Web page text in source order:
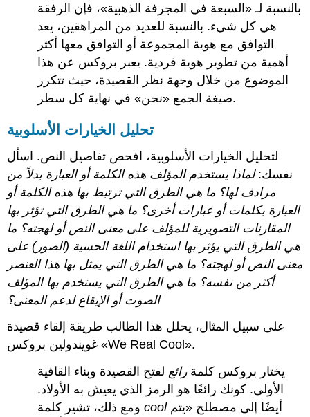
بالنسبة لـ «السبعة في المجرفة الذهبية»، فإن الرفقة
هي كل شيء. بالنسبة للعديد من المراهقين، يعد
التوافق مع هوية المجموعة أو التوافق معها أكثر
أهمية من تطوير هوية فردية. يعبر بروكس عن هذا
الموضوع من خلال وجهة نظر القصيدة، حيث تتكرر
صيغة الجمع «نحن» في نهاية كل سطر.
تحليل الخيارات الأسلوبية
لتحليل الخيارات الأسلوبية، افحص تفاصيل النص. اسأل
نفسك:لماذا يستخدم المؤلف هذه الكلمة أو العبارة بدلاً من
مرادف لها؟ ما هي الطرق التي ترتبط بها هذه الكلمة أو
العبارة بكلمات أو عبارات أخرى؟ ما هي الطرق التي تؤثر بها
المقارنات التصويرية للمؤلف على معنى النص أو لهجته؟ ما
هي الطرق التي يؤثر بها استخدام اللغة الحسية (الصور) على
معنى النص أو لهجته؟ ما هي الطرق التي يمثل بها هذا العنصر
أكثر من نفسه؟ ما هي الطرق التي يستخدم بها المؤلف
الصوت أو الإيقاع لدعم المعنى؟
على سبيل المثال، يحلل هذا الطالب طريقة إلقاء قصيدة
غويندولين بروكس «We Real Cool».
يختار بروكس كلمةرائع لفتح القصيدة وبناء القافية
الأولى. كونك رائعًا هو الرمز الذي يعيش به الأولاد.
ومع ذلك، تشير كلمةcoolأيضًا إلى مصطلح «يتم